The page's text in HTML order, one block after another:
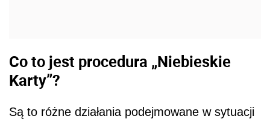
Co to jest procedura „Niebieskie
Karty”?
Są to różne działania podejmowane w sytuacji